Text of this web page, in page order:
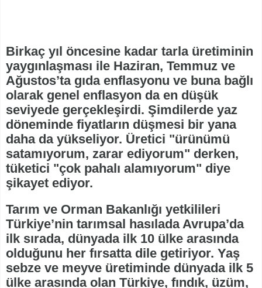
Birkaç yıl öncesine kadar tarla üretiminin
yaygınlaşması ile Haziran, Temmuz ve
Ağustos’ta gıda enflasyonu ve buna bağlı
olarak genel enflasyon da en düşük
seviyede gerçekleşirdi. Şimdilerde yaz
döneminde fiyatların düşmesi bir yana
daha da yükseliyor. Üretici "ürünümü
satamıyorum, zarar ediyorum" derken,
tüketici "çok pahalı alamıyorum" diye
şikayet ediyor.
Tarım ve Orman Bakanlığı yetkilileri
Türkiye’nin tarımsal hasılada Avrupa’da
ilk sırada, dünyada ilk 10 ülke arasında
olduğunu her fırsatta dile getiriyor. Yaş
sebze ve meyve üretiminde dünyada ilk 5
ülke arasında olan Türkiye, fındık, üzüm,